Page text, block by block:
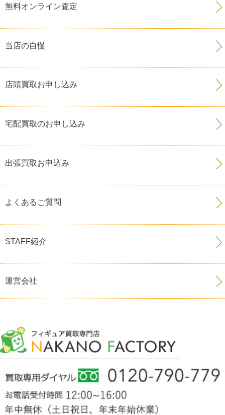
無料オンライン査定
当店の自慢
店頭買取お申し込み
宅配買取のお申し込み
出張買取お申込み
よくあるご質問
STAFF紹介
運営会社